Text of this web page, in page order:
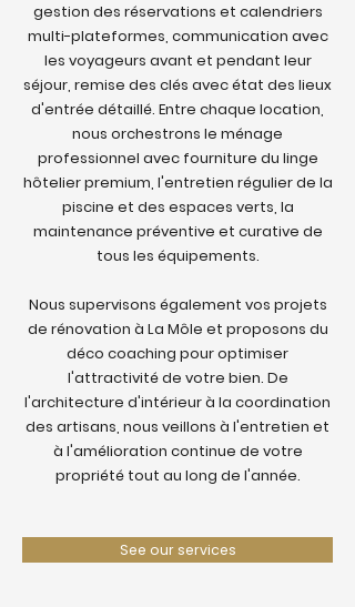
gestion des réservations et calendriers
multi-plateformes, communication avec
les voyageurs avant et pendant leur
séjour, remise des clés avec état des lieux
d'entrée détaillé. Entre chaque location,
nous orchestrons le ménage
professionnel avec fourniture du linge
hôtelier premium, l'entretien régulier de la
piscine et des espaces verts, la
maintenance préventive et curative de
tous les équipements.
Nous supervisons également vos projets
de rénovation à La Môle et proposons du
déco coaching pour optimiser
l'attractivité de votre bien. De
l'architecture d'intérieur à la coordination
des artisans, nous veillons à l'entretien et
à l'amélioration continue de votre
propriété tout au long de l'année.
See our services